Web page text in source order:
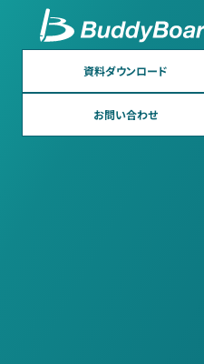
資料ダウンロード
お問い合わせ